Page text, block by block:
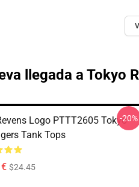
llegada a Tokyo
Logo PTTT2605 Tokyo
Tank Tops
$24.45
-20%